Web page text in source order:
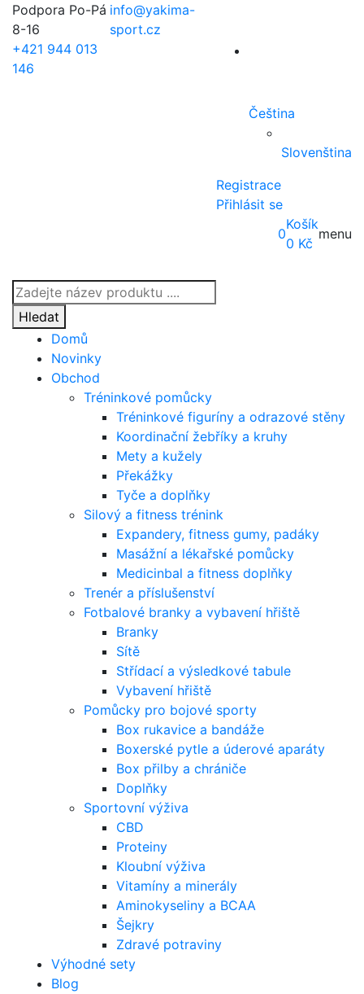
Podpora Po-Pá
8-16
+421 944 013
146
info@yakima-
sport.cz
Čeština
Slovenština
Registrace
Přihlásit se
Products
search
Hledat
0
Košík
0 Kč
menu
Domů
Novinky
Obchod
Tréninkové pomůcky
Tréninkové figuríny a odrazové stěny
Koordinační žebříky a kruhy
Mety a kužely
Překážky
Tyče a doplňky
Silový a fitness trénink
Expandery, fitness gumy, padáky
Masážní a lékařské pomůcky
Medicinbal a fitness doplňky
Trenér a příslušenství
Fotbalové branky a vybavení hřiště
Branky
Sítě
Střídací a výsledkové tabule
Vybavení hřiště
Pomůcky pro bojové sporty
Box rukavice a bandáže
Boxerské pytle a úderové aparáty
Box přilby a chrániče
Doplňky
Sportovní výživa
CBD
Proteiny
Kloubní výživa
Vitamíny a minerály
Aminokyseliny a BCAA
Šejkry
Zdravé potraviny
Výhodné sety
Blog